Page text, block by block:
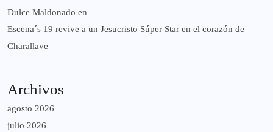
Dulce Maldonado en
Escena´s 19 revive a un Jesucristo Súper Star en el corazón de
Charallave
Archivos
agosto 2026
julio 2026